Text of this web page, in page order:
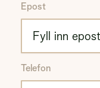
Epost
Telefon